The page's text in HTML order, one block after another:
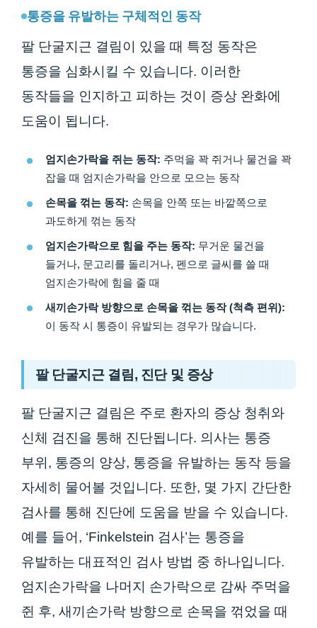
통증을 유발하는 구체적인 동작
팔 단굴지근 결림이 있을 때 특정 동작은
통증을 심화시킬 수 있습니다. 이러한
동작들을 인지하고 피하는 것이 증상 완화에
도움이 됩니다.
엄지손가락을 쥐는 동작: 주먹을 꽉 쥐거나 물건을 꽉
잡을 때 엄지손가락을 안으로 모으는 동작
손목을 꺾는 동작: 손목을 안쪽 또는 바깥쪽으로
과도하게 꺾는 동작
엄지손가락으로 힘을 주는 동작: 무거운 물건을
들거나, 문고리를 돌리거나, 펜으로 글씨를 쓸 때
엄지손가락에 힘을 줄 때
새끼손가락 방향으로 손목을 꺾는 동작 (척측 편위):
이 동작 시 통증이 유발되는 경우가 많습니다.
팔 단굴지근 결림, 진단 및 증상
팔 단굴지근 결림은 주로 환자의 증상 청취와
신체 검진을 통해 진단됩니다. 의사는 통증
부위, 통증의 양상, 통증을 유발하는 동작 등을
자세히 물어볼 것입니다. 또한, 몇 가지 간단한
검사를 통해 진단에 도움을 받을 수 있습니다.
예를 들어, ‘Finkelstein 검사’는 통증을
유발하는 대표적인 검사 방법 중 하나입니다.
엄지손가락을 나머지 손가락으로 감싸 주먹을
쥔 후, 새끼손가락 방향으로 손목을 꺾었을 때